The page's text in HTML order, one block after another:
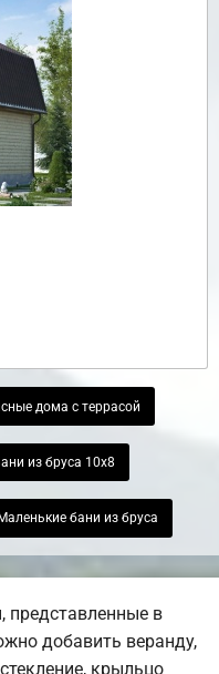
дома с террасой
из бруса 10х8
Маленькие бани из бруса
в
добавить веранду,
крыльцо